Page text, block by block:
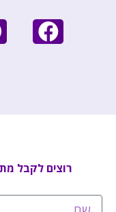
רוצים לקבל